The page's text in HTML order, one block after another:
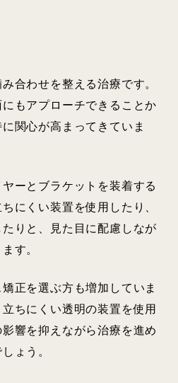
合わせを整える治療です。
もアプローチできることか
関心が高まってきていま
ーとブラケットを装着する
にくい装置を使用したり、
りと、見た目に配慮しなが
す。
正を選ぶ方も増加していま
ちにくい透明の装置を使用
響を抑えながら治療を進め
ょう。